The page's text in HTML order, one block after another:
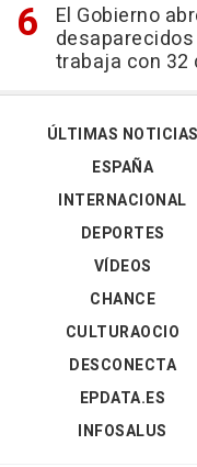
El Gobierno
trabaja con
ÚLTIMAS NOTICIAS
ESPAÑA
INTERNACIONAL
DEPORTES
VÍDEOS
CHANCE
CULTURAOCIO
DESCONECTA
EPDATA.ES
INFOSALUS